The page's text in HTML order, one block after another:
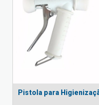
Pistola para